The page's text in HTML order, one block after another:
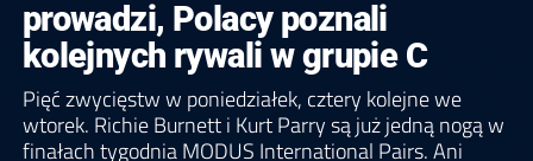
prowadzi, Polacy poznali
kolejnych rywali w grupie C
Pięć zwycięstw w poniedziałek, cztery kolejne we
wtorek. Richie Burnett i Kurt Parry są już jedną nogą w
finałach tygodnia MODUS International Pairs. Ani